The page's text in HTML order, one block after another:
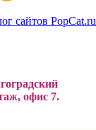
офис 7.